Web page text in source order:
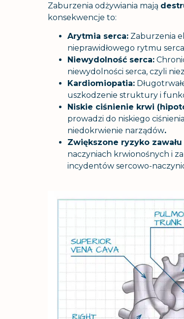
Zaburzenia odżywiania mają
konsekwencje to:
Arytmia serca:Zaburzenia
nieprawidłowego rytmu
Niewydolność serca:
niewydolności serca, czyli
Kardiomiopatia:
uszkodzenie struktury i
Niskie ciśnienie krwi
prowadzi do niskiego
niedokrwienie narządów.
Zwiększone ryzyko
naczyniach krwionośnych i
incydentów sercowo-